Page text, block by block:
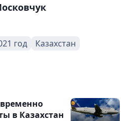
год
Казахстан
в Казахстан